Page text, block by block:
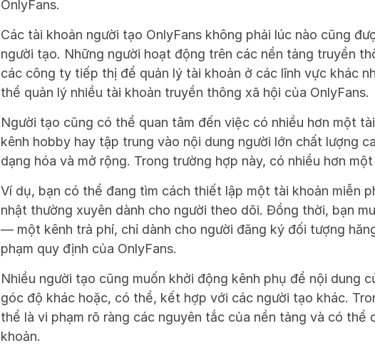
OnlyFans.
Các tài khoản người tạo OnlyFans không phải lúc nào cũng
người tạo. Những người hoạt động trên các nền tảng truyền
các công ty tiếp thị để quản lý tài khoản ở các lĩnh vực khác
thể quản lý nhiều tài khoản truyền thông xã hội của OnlyFans.
Người tạo cũng có thể quan tâm đến việc có nhiều hơn một
kênh hobby hay tập trung vào nội dung người lớn chất lượng
dạng hóa và mở rộng. Trong trường hợp này, có nhiều hơn
Ví dụ, bạn có thể đang tìm cách thiết lập một tài khoản miễn
nhật thường xuyên dành cho người theo dõi. Đồng thời, bạn
— một kênh trả phí, chỉ dành cho người đăng ký đối tượng
phạm quy định của OnlyFans.
Nhiều người tạo cũng muốn khởi động kênh phụ để nội dung
góc độ khác hoặc, có thể, kết hợp với các người tạo khác.
thể là vi phạm rõ ràng các nguyên tắc của nền tảng và có thể
khoản.